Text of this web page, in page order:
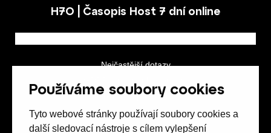
Používáme soubory cookies
Tyto webové stránky používají soubory cookies a
další sledovací nástroje s cílem vylepšení
H7O | Časopis Host 7 dní online
Nejčastější dotazy
Obchodní podmínky